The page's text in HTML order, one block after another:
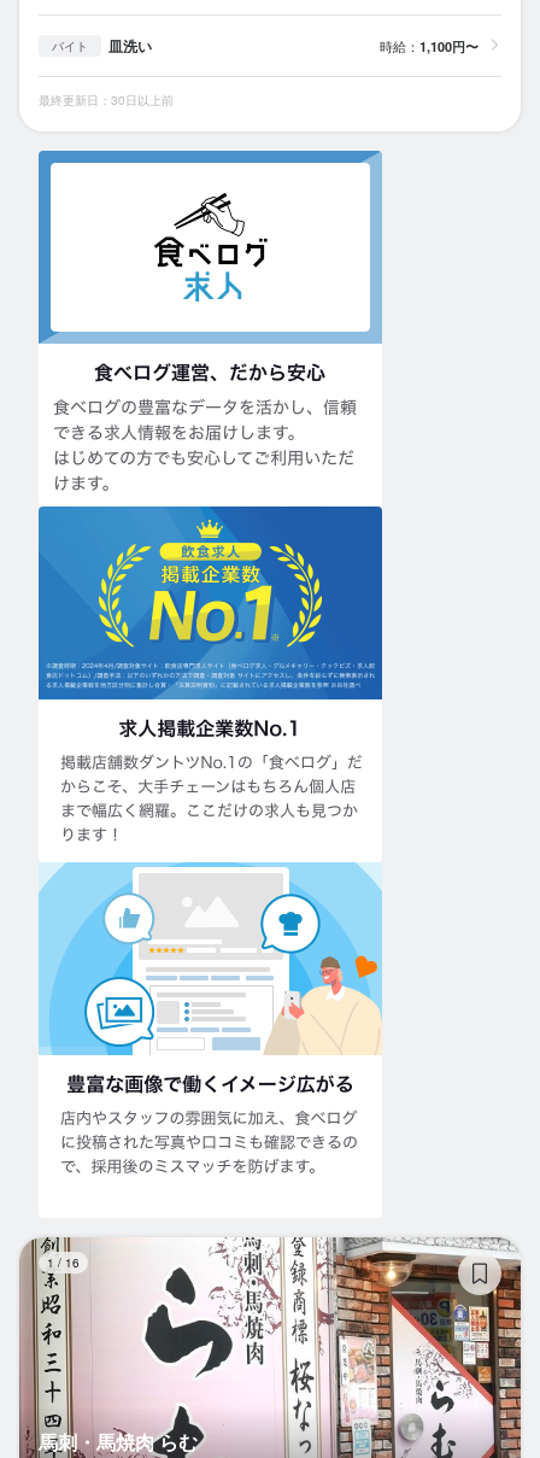
バイト 皿洗い 時給： 1,100円〜
最終更新日：30日以上前
1 / 16
馬刺・馬焼肉 らむ